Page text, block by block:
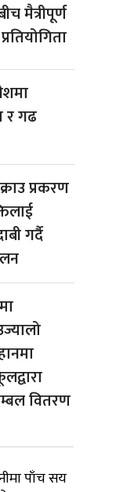
मैत्रीपूर्ण
र गढ
प्रकरण
गर्दै
वितरण
पाँच सय